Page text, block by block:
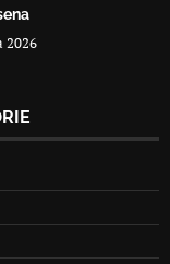
2026